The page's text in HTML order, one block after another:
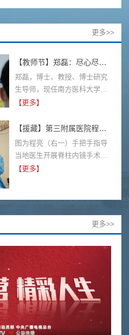
更多>>
【教师节】郑磊：尽心尽力做学生成长的引路人
郑磊，博士、教授、博士研究
生导师，现任南方医科大学南
方医院检验医学科主任。作为
师德师风、精湛的业务能力和
满腔的教育热情，孜孜不倦地
培育着一届届医学人才，尽心
学等课程教学任务，近一年
总学时达774小时；临床接收
规培生25人，实习生20人，进
修生51人。作为第一指导老师
共培养硕士6...
【更多】
【援藏】第三附属医院程亮：践行援藏初心 扛起医者担当
图为程亮（右一）手把手指导
当地医生开展脊柱内镜手术。
（图片由程亮提供）在林芝市
项新技术新项目，并在全区范
围内率先开展自治区首例颈椎
西藏这片高原的无限憧憬和一
丝忐忑，2023年度“双百计划”
援藏医疗队员、第三附属医院
脊柱外科二科副主任医师程亮
来到林芝市人民医院，开启了
自己的...
【更多】
更多>>